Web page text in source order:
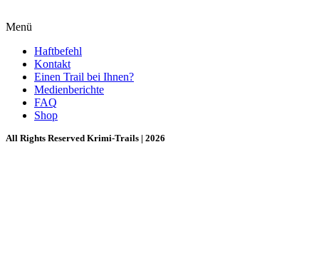
Menü
Haftbefehl
Kontakt
Einen Trail bei Ihnen?
Medienberichte
FAQ
Shop
All Rights Reserved Krimi-Trails | 2026